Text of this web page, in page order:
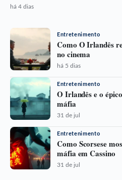
há 4 dias
Entretenimento
Como O Irlandês
no cinema
há 5 dias
Entretenimento
O Irlandês e o
máfia
31 de jul
Entretenimento
Como Scorsese
máfia em Cassino
31 de jul